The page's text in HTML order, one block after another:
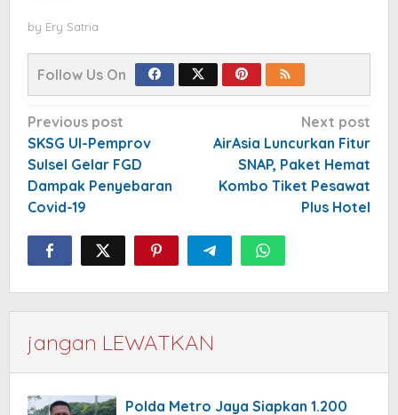
by Ery Satria
Follow Us On
Post
navigation
Previous post
SKSG UI-Pemprov
Sulsel Gelar FGD
Dampak Penyebaran
Covid-19
Next post
AirAsia Luncurkan Fitur
SNAP, Paket Hemat
Kombo Tiket Pesawat
Plus Hotel
jangan LEWATKAN
Polda Metro Jaya Siapkan 1.200